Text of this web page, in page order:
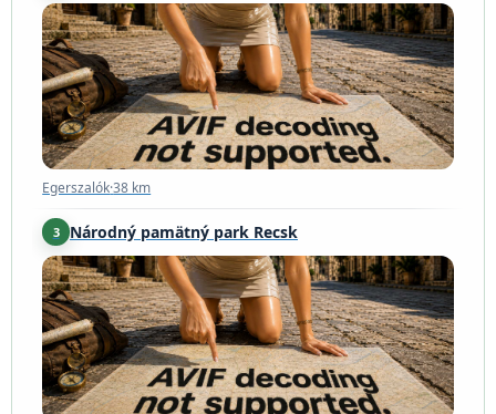
Egerszalók·38 km
Egerszalók·38 km
3 Národný pamätný park Recsk
Recsk·51 km